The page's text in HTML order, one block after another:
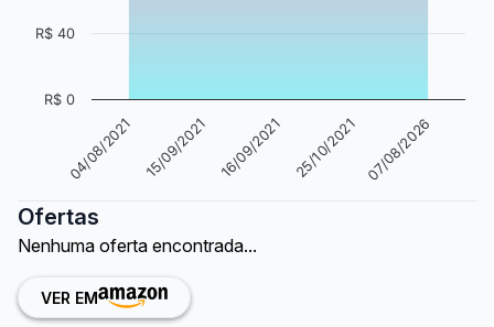
04/08/2021 15/09/2021 16/09/2021 25/10/2021 07/08/2026
R$ 0
R$ 40
Ofertas
Nenhuma oferta encontrada...
VER EM